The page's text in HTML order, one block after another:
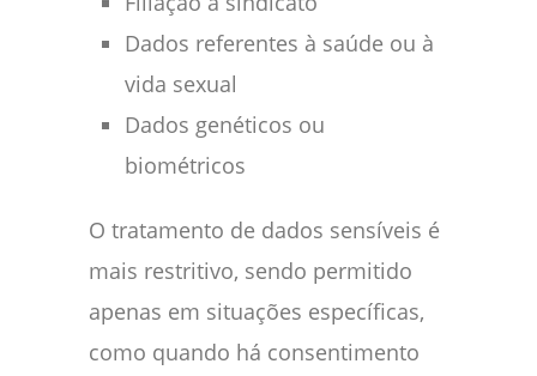
Dados referentes à saúde ou à
vida sexual
Dados genéticos ou
biométricos
O tratamento de dados sensíveis é
mais restritivo, sendo permitido
apenas em situações específicas,
como quando há consentimento